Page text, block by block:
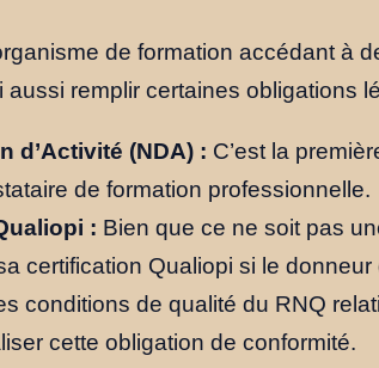
de formation accédant à
remplir certaines obligations
d’Activité (NDA) : C’est la
de formation professionnelle.
: Bien que ce ne soit pas
certification Qualiopi si le donneur
conditions de qualité du RNQ
cette obligation de conformité.